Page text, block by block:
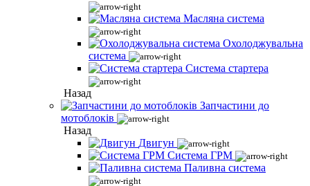
Масляна система
Охолоджувальна
система
Система стартера
Назад
Запчастини до
мотоблоків
Назад
Двигун
Система ГРМ
Паливна система